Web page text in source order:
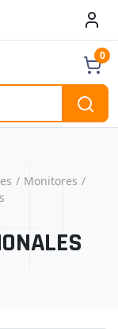
0
Monitores